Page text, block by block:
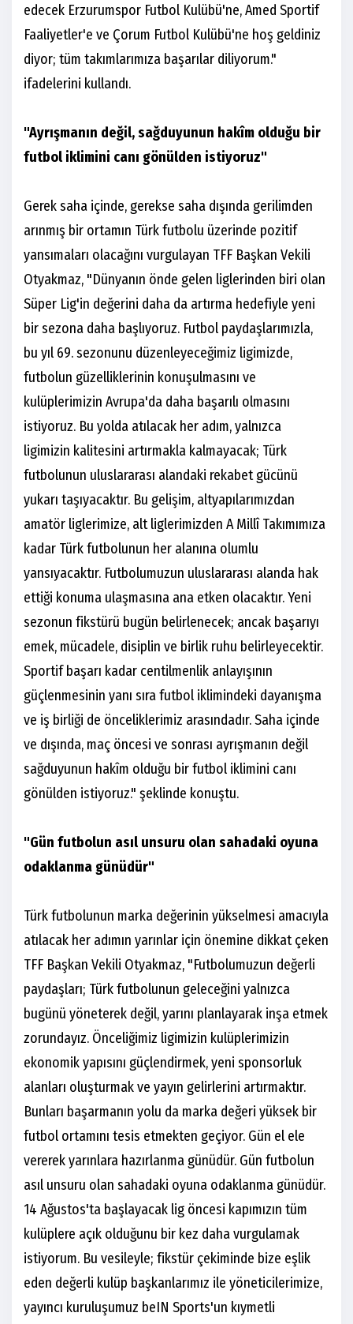
edecek Erzurumspor Futbol Kulübü'ne, Amed Sportif
Faaliyetler'e ve Çorum Futbol Kulübü'ne hoş geldiniz
diyor; tüm takımlarımıza başarılar diliyorum."
ifadelerini kullandı.
"Ayrışmanın değil, sağduyunun hakîm olduğu bir
futbol iklimini canı gönülden istiyoruz"
Gerek saha içinde, gerekse saha dışında gerilimden
arınmış bir ortamın Türk futbolu üzerinde pozitif
yansımaları olacağını vurgulayan TFF Başkan Vekili
Otyakmaz, "Dünyanın önde gelen liglerinden biri olan
Süper Lig'in değerini daha da artırma hedefiyle yeni
bir sezona daha başlıyoruz. Futbol paydaşlarımızla,
bu yıl 69. sezonunu düzenleyeceğimiz ligimizde,
futbolun güzelliklerinin konuşulmasını ve
kulüplerimizin Avrupa'da daha başarılı olmasını
istiyoruz. Bu yolda atılacak her adım, yalnızca
ligimizin kalitesini artırmakla kalmayacak; Türk
futbolunun uluslararası alandaki rekabet gücünü
yukarı taşıyacaktır. Bu gelişim, altyapılarımızdan
amatör liglerimize, alt liglerimizden A Millî Takımımıza
kadar Türk futbolunun her alanına olumlu
yansıyacaktır. Futbolumuzun uluslararası alanda hak
ettiği konuma ulaşmasına ana etken olacaktır. Yeni
sezonun fikstürü bugün belirlenecek; ancak başarıyı
emek, mücadele, disiplin ve birlik ruhu belirleyecektir.
Sportif başarı kadar centilmenlik anlayışının
güçlenmesinin yanı sıra futbol iklimindeki dayanışma
ve iş birliği de önceliklerimiz arasındadır. Saha içinde
ve dışında, maç öncesi ve sonrası ayrışmanın değil
sağduyunun hakîm olduğu bir futbol iklimini canı
gönülden istiyoruz." şeklinde konuştu.
"Gün futbolun asıl unsuru olan sahadaki oyuna
odaklanma günüdür"
Türk futbolunun marka değerinin yükselmesi amacıyla
atılacak her adımın yarınlar için önemine dikkat çeken
TFF Başkan Vekili Otyakmaz, "Futbolumuzun değerli
paydaşları; Türk futbolunun geleceğini yalnızca
bugünü yöneterek değil, yarını planlayarak inşa etmek
zorundayız. Önceliğimiz ligimizin kulüplerimizin
ekonomik yapısını güçlendirmek, yeni sponsorluk
alanları oluşturmak ve yayın gelirlerini artırmaktır.
Bunları başarmanın yolu da marka değeri yüksek bir
futbol ortamını tesis etmekten geçiyor. Gün el ele
vererek yarınlara hazırlanma günüdür. Gün futbolun
asıl unsuru olan sahadaki oyuna odaklanma günüdür.
14 Ağustos'ta başlayacak lig öncesi kapımızın tüm
kulüplere açık olduğunu bir kez daha vurgulamak
istiyorum. Bu vesileyle; fikstür çekiminde bize eşlik
eden değerli kulüp başkanlarımız ile yöneticilerimize,
yayıncı kuruluşumuz beIN Sports'un kıymetli